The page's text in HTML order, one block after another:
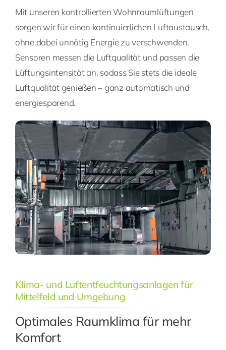
Mit unseren kontrollierten Wohnraumlüftungen
sorgen wir für einen kontinuierlichen Luftaustausch,
ohne dabei unnötig Energie zu verschwenden.
Sensoren messen die Luftqualität und passen die
Lüftungsintensität an, sodass Sie stets die ideale
Luftqualität genießen – ganz automatisch und
energiesparend.
Klima- und Luftentfeuchtungsanlagen für
Mittelfeld und Umgebung
Optimales Raumklima für mehr
Komfort